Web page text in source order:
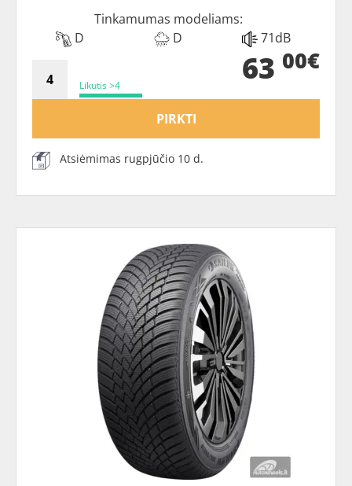
Tinkamumas modeliams:
D
D 71dB
Likutis >4 63 00€
PIRKTI
Atsiėmimas rugpjūčio 10 d.